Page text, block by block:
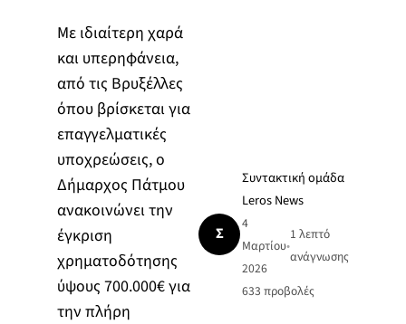
Με ιδιαίτερη χαρά
και υπερηφάνεια,
από τις Βρυξέλλες
όπου βρίσκεται για
επαγγελματικές
υποχρεώσεις, ο
Δήμαρχος Πάτμου
ανακοινώνει την
έγκριση
χρηματοδότησης
ύψους 700.000€ για
την πλήρη
Σ
Συντακτική ομάδα
Leros News
4
Μαρτίου
2026
•
1 λεπτό
ανάγνωσης
633 προβολές